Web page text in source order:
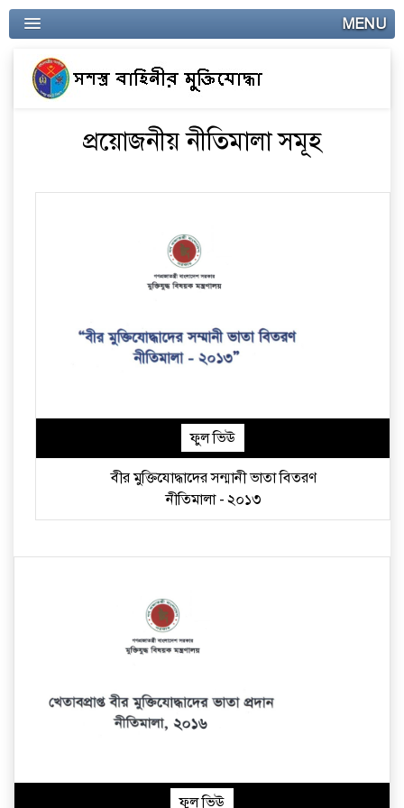
MENU
প্রয়োজনীয় নীতিমালা সমূহ
ফুল ভিঊ
বীর মুক্তিযোদ্ধাদের সন্মানী ভাতা বিতরণ
নীতিমালা - ২০১৩
ফুল ভিঊ